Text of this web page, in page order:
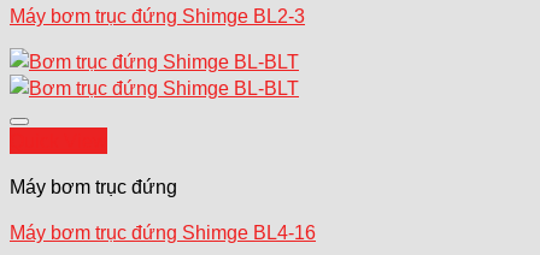
Máy bơm trục đứng Shimge BL2-3
Máy bơm trục đứng
Máy bơm trục đứng Shimge BL4-16